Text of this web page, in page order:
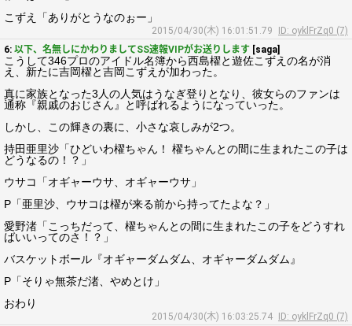
こずえ「ありがとうなのぉー」
2015/04/30(木) 16:01:51.79
ID: oyklFrZq0 (7)
6: 以下、名無しにかわりましてSS速報VIPがお送りします [saga]
こうして346プロのアイドル名簿から西島櫂と遊佐こずえの名が消
え、新たに吉岡櫂と吉岡こずえが加わった。
真に家族となった3人の人気はうなぎ登りとなり、彼女らのファンは
通称『親戚のおじさん』と呼ばれるようになっていった。
しかし、この輝きの裏に、小さな哀しみが2つ。
持田亜里沙「ひどいわ櫂ちゃん！ 櫂ちゃんとの間に生まれたこの子は
どうなるの！？」
ウサコ「オギャーウサ、オギャーウサ」
P「亜里沙、ウサコは櫂が来る前から持ってたよな？」
愛野渚「こっちだって、櫂ちゃんとの間に生まれたこの子をどうすれ
ばいいってのさ！？」
バスケットボール『オギャーダムダム、オギャーダムダム』
P「そりゃ無茶だ渚、やめとけ」
おわり
2015/04/30(木) 16:03:25.74
ID: oyklFrZq0 (7)